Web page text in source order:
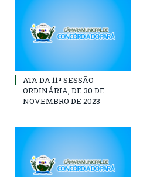
ATA DA 11ª SESSÃO
ORDINÁRIA, DE 30 DE
NOVEMBRO DE 2023